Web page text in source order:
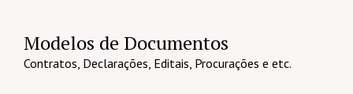
Modelos de Documentos
Contratos, Declarações, Editais, Procurações e etc.